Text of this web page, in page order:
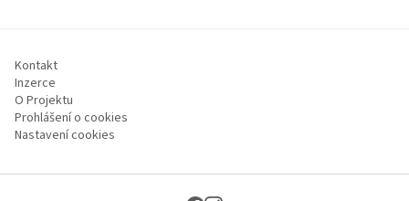
Kontakt
Inzerce
O Projektu
Prohlášení o cookies
Nastavení cookies